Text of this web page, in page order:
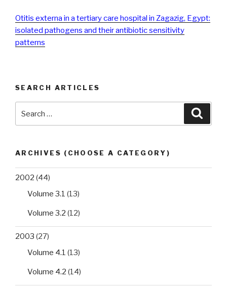
Otitis externa in a tertiary care hospital in Zagazig, Egypt:
isolated pathogens and their antibiotic sensitivity
patterns
SEARCH ARTICLES
for:
ARCHIVES (CHOOSE A CATEGORY)
2002 (44)
Volume 3.1 (13)
Volume 3.2 (12)
2003 (27)
Volume 4.1 (13)
Volume 4.2 (14)